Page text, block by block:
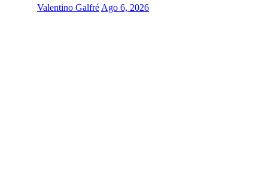
Valentino Galfré Ago 6, 2026